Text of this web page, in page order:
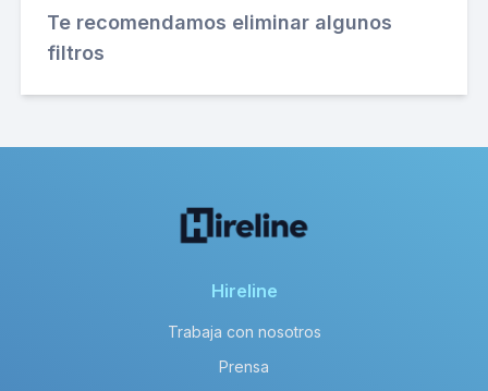
Te recomendamos eliminar algunos
filtros
Hireline
Trabaja con nosotros
Prensa